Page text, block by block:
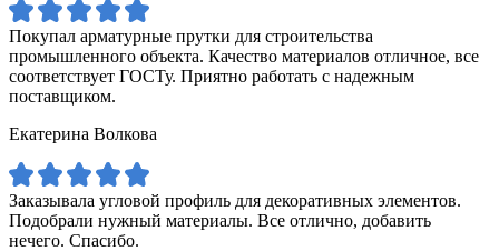
Покупал арматурные прутки для строительства
промышленного объекта. Качество материалов отличное, все
соответствует ГОСТу. Приятно работать с надежным
поставщиком.
Екатерина Волкова
Заказывала угловой профиль для декоративных элементов.
Подобрали нужный материалы. Все отлично, добавить
нечего. Спасибо.